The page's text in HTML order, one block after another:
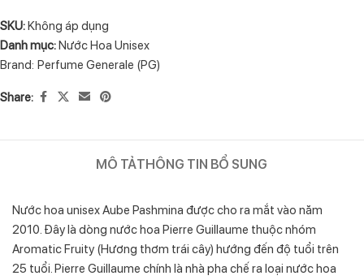
SKU:Không áp dụng
Danh mục:Nước Hoa Unisex
Brand: Perfume Generale (PG)
Share:
MÔ TẢTHÔNG TIN BỔ SUNG
Nước hoa unisex Aube Pashmina được cho ra mắt vào năm
2010. Đây là dòng nước hoa Pierre Guillaume thuộc nhóm
Aromatic Fruity (Hương thơm trái cây) hướng đến độ tuổi trên
25 tuổi. Pierre Guillaume chính là nhà pha chế ra loại nước hoa